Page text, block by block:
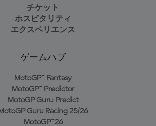
チケット
ホスピタリティ
エクスペリエンス
ゲームハブ
MotoGP™ Fantasy
MotoGP™ Predictor
MotoGP Guru Predict
Guru Racing 25/26
MotoGP™26